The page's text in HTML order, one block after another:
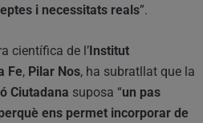
i necessitats reals”.
científica de l’Institut
Fe, Pilar Nos, ha subratllat que la
Ciutadana suposa “un pas
ens permet incorporar de